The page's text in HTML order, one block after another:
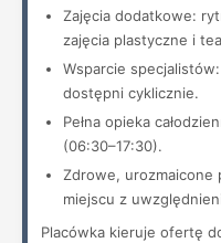
Zajęcia dodatkowe:
zajęcia plastyczne i
Wsparcie
dostępni cyklicznie.
Pełna opieka
(06:30–17:30).
Zdrowe, urozmaicone
miejscu z
Placówka kieruje ofertę